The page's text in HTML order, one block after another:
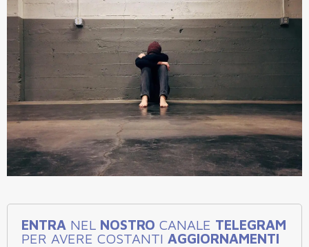
ENTRA NEL NOSTRO CANALE TELEGRAM
PER AVERE COSTANTI AGGIORNAMENTI